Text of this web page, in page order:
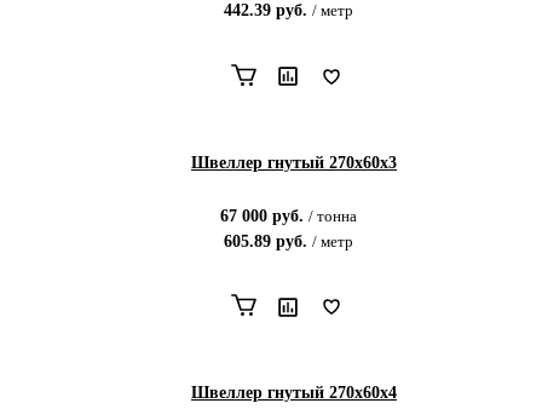
442.39руб. / метр
Швеллер гнутый 270х60х3
67 000руб. / тонна
605.89руб. / метр
Швеллер гнутый 270х60х4